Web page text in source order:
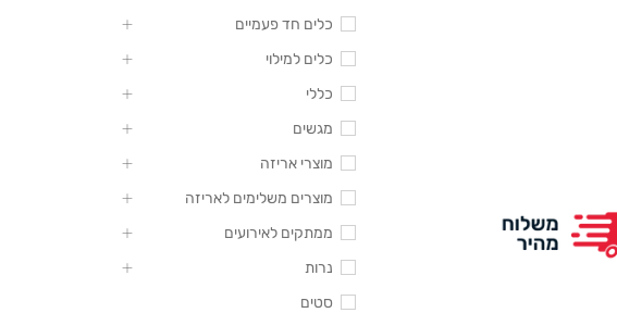
כלים חד פעמיים
כלים למילוי
כללי
מגשים
מוצרי אריזה
מוצרים משלימים לאריזה
ממתקים לאירועים
נרות
סטים